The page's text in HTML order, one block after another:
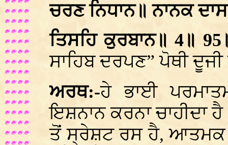
ਚਰਣ ਨਿਧਾਨ॥ ਨਾਨਕ ਦਾਸ
ਤਿਸਹਿ ਕੁਰਬਾਨ॥ 4॥
ਸਾਹਿਬ ਦਰਪਣ” ਪੋਥੀ
ਅਰਥ:-ਹੇ ਭਾਈ
ਇਸ਼ਨਾਨ ਕਰਨਾ ਚਾਹੀਦਾ
ਤੋਂ ਸ੍ਰੇਸ਼ਟ ਰਸ ਹੈ, ਆਤਮਕ